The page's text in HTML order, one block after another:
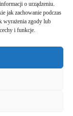
o urządzeniu.
jak zachowanie podczas
wyrażenia zgody lub
i funkcje.